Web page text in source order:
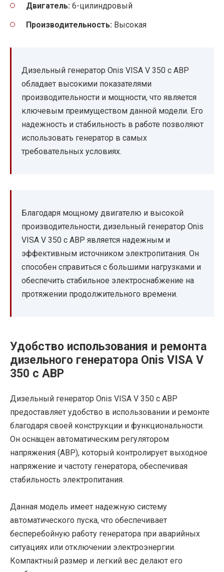
Двигатель: 6-цилиндровый
Производительность: Высокая
Дизельный генератор Onis VISA V 350 с АВР
обладает высокими показателями
производительности и мощности, что является
ключевым преимуществом данной модели. Его
надежность и стабильность в работе позволяют
использовать генератор в самых
требовательных условиях.
Благодаря мощному двигателю и высокой
производительности, дизельный генератор Onis
VISA V 350 с АВР является надежным и
эффективным источником электропитания. Он
способен справиться с большими нагрузками и
обеспечить стабильное электроснабжение на
протяжении продолжительного времени.
Удобство использования и ремонта
дизельного генератора Onis VISA V
350 с АВР
Дизельный генератор Onis VISA V 350 с АВР
предоставляет удобство в использовании и ремонте
благодаря своей конструкции и функциональности.
Он оснащен автоматическим регулятором
напряжения (АВР), который контролирует выходное
напряжение и частоту генератора, обеспечивая
стабильность электропитания.
Данная модель имеет надежную систему
автоматического пуска, что обеспечивает
бесперебойную работу генератора при аварийных
ситуациях или отключении электроэнергии.
Компактный размер и легкий вес делают его